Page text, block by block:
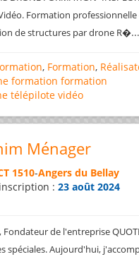
Formation
de structures par drone R�...
, Formation,
formation formation
télépilote vidéo
Ménager
1510-Angers du Bellay
:23 août 2024
Fondateur de l'entreprise
spéciales. Aujourd'hui,